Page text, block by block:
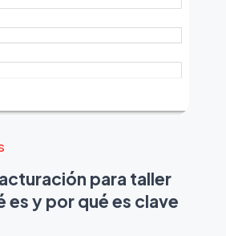
para taller
es y por qué es clave